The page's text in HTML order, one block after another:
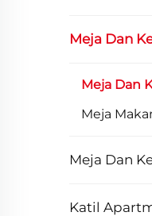
Meja Dan
Meja Dan
Meja
Meja Dan
Katil